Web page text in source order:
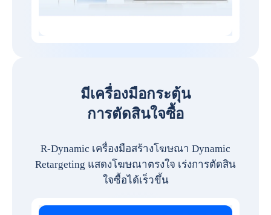
มีเครื่องมือกระตุ้น
การตัดสินใจซื้อ
R-Dynamic เครื่องมือสร้างโฆษณา Dynamic
Retargeting แสดงโฆษณาตรงใจ เร่งการตัดสิน
ใจซื้อได้เร็วขึ้น